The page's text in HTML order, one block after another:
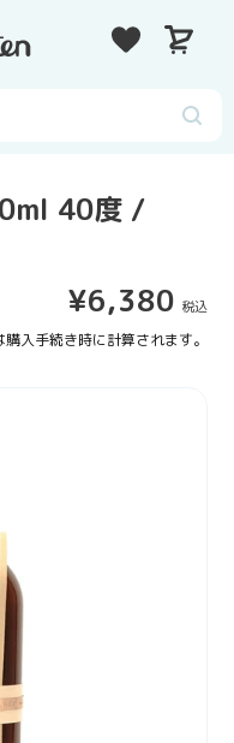
カ
40度 /
通
常
¥6,380
購入手続き時に計算されます。